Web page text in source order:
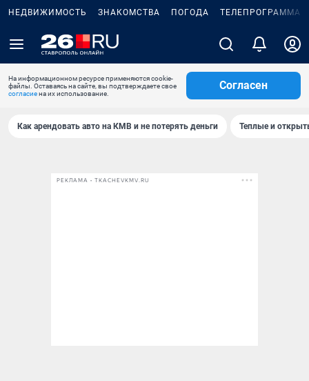
НЕДВИЖИМОСТЬ ЗНАКОМСТВА ПОГОДА ТЕЛЕПРОГРАММА
На информационном ресурсе применяются cookie-
файлы. Оставаясь на сайте, вы подтверждаете свое
согласиена их использование.
Согласен
Как арендовать авто на КМВ и не потерять деньги Теплые и
РЕКЛАМА • TKACHEVKMV.RU